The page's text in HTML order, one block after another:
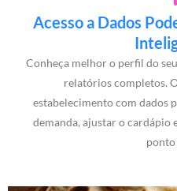
Acesso a Dados
Conheça melhor o perfil do
relatórios completos.
estabelecimento com dados
demanda, ajustar o cardápio